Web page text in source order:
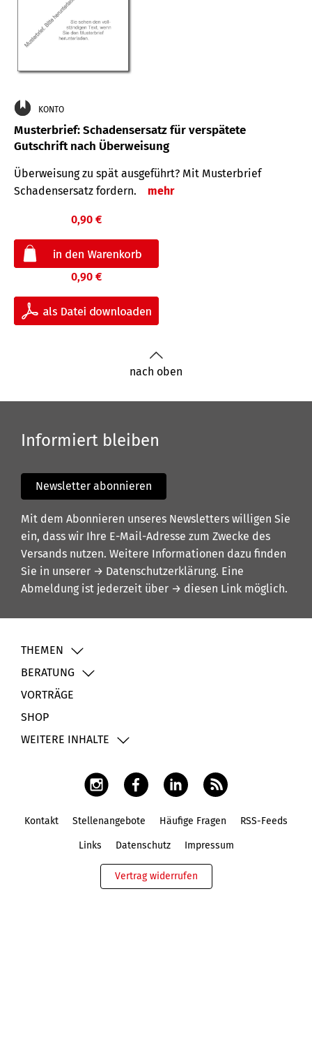
KONTO
Musterbrief: Schadensersatz für verspätete
Gutschrift nach Überweisung
Überweisung zu spät ausgeführt? Mit Musterbrief
Schadensersatz fordern.
mehr
0,90 €
0,90 €
nach oben
Informiert bleiben
Newsletter abonnieren
Mit dem Abonnieren unseres Newsletters willigen Sie
ein, dass wir Ihre E-Mail-Adresse zum Zwecke des
Versands nutzen. Weitere Informationen dazu finden
Sie in unserer → Datenschutzerklärung. Eine
Abmeldung ist jederzeit über → diesen Link möglich.
THEMEN
BERATUNG
VORTRÄGE
SHOP
WEITERE INHALTE
Kontakt Stellenangebote Häufige Fragen RSS-Feeds
Links Datenschutz Impressum
Vertrag widerrufen